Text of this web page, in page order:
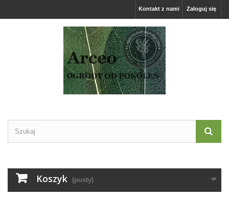
Zaloguj się
Kontakt z nami
Koszyk (pusty)